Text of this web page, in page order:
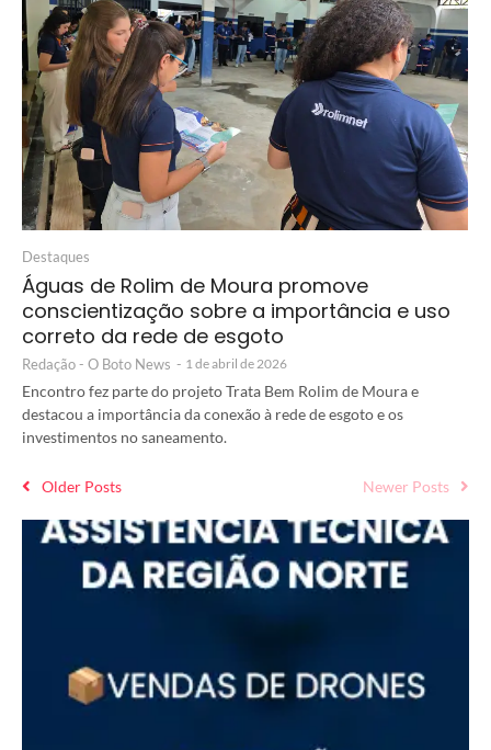
Destaques
Águas de Rolim de Moura promove
conscientização sobre a importância e uso
correto da rede de esgoto
Redação - O Boto News - 1 de abril de 2026
Encontro fez parte do projeto Trata Bem Rolim de Moura e
destacou a importância da conexão à rede de esgoto e os
investimentos no saneamento.
Older Posts Newer Posts